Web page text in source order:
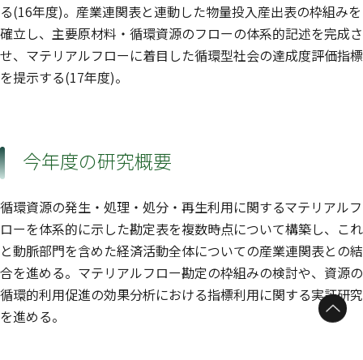
る(16年度)。産業連関表と連動した物量投入産出表の枠組みを
確立し、主要原材料・循環資源のフローの体系的記述を完成さ
せ、マテリアルフローに着目した循環型社会の達成度評価指標
を提示する(17年度)。
今年度の研究概要
循環資源の発生・処理・処分・再生利用に関するマテリアルフ
ローを体系的に示した勘定表を複数時点について構築し、これ
と動脈部門を含めた経済活動全体についての産業連関表との結
合を進める。マテリアルフロー勘定の枠組みの検討や、資源の
循環的利用促進の効果分析における指標利用に関する実証研究
を進める。
ページトップへ